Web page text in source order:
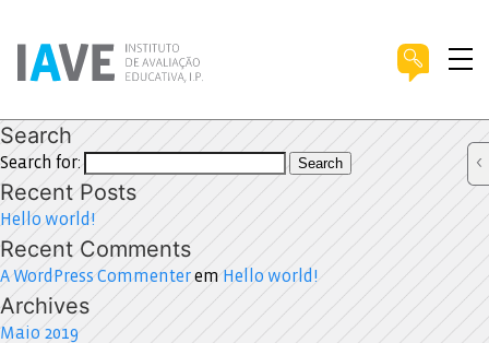
Search
Search for: Search
Recent Posts
Hello world!
Recent Comments
A WordPress Commenterem Hello world!
Archives
Maio 2019